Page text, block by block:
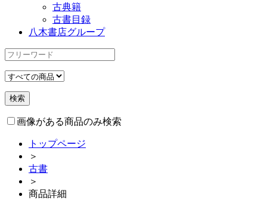
古典籍
古書目録
八木書店グループ
画像がある商品のみ検索
トップページ
＞
古書
＞
商品詳細